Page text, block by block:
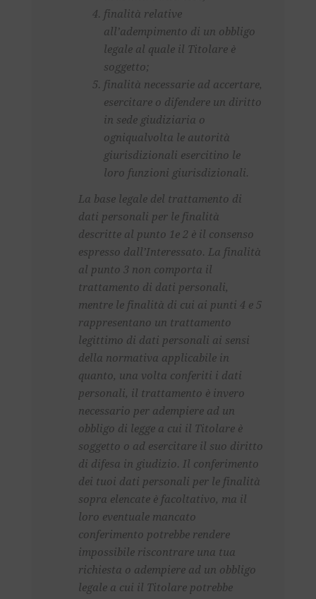
finalità relative
all’adempimento di un obbligo
legale al quale il Titolare è
soggetto;
finalità necessarie ad accertare,
esercitare o difendere un diritto
in sede giudiziaria o
ogniqualvolta le autorità
giurisdizionali esercitino le
loro funzioni giurisdizionali.
La base legale del trattamento di
dati personali per le finalità
descritte al punto 1e 2 è il consenso
espresso dall’Interessato. La finalità
al punto 3 non comporta il
trattamento di dati personali,
mentre le finalità di cui ai punti 4 e 5
rappresentano un trattamento
legittimo di dati personali ai sensi
della normativa applicabile in
quanto, una volta conferiti i dati
personali, il trattamento è invero
necessario per adempiere ad un
obbligo di legge a cui il Titolare è
soggetto o ad esercitare il suo diritto
di difesa in giudizio. Il conferimento
dei tuoi dati personali per le finalità
sopra elencate è facoltativo, ma il
loro eventuale mancato
conferimento potrebbe rendere
impossibile riscontrare una tua
richiesta o adempiere ad un obbligo
legale a cui il Titolare potrebbe